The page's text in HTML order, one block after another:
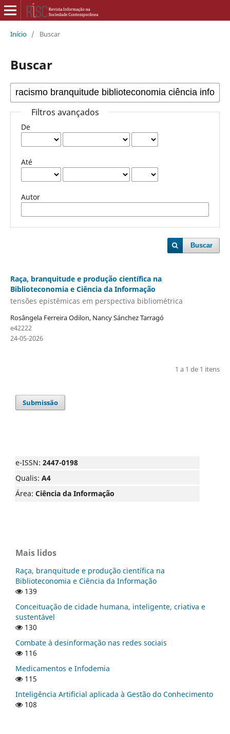
Início / Buscar
Buscar
Filtros avançados
De
Até
Autor
Buscar
Raça, branquitude e produção científica na
Biblioteconomia e Ciência da Informação
tensões epistêmicas em perspectiva bibliométrica
Rosângela Ferreira Odilon, Nancy Sánchez Tarragó
e42222
24-05-2026
1 a 1 de 1 itens
Submissão
e-ISSN: 2447-0198
Qualis: A4
Área: Ciência da Informação
Mais lidos
Raça, branquitude e produção científica na
Biblioteconomia e Ciência da Informação
139
Conceituação de cidade humana, inteligente, criativa e
sustentável
130
Combate à desinformação nas redes sociais
116
Medicamentos e Infodemia
115
Inteligência Artificial aplicada à Gestão do Conhecimento
108